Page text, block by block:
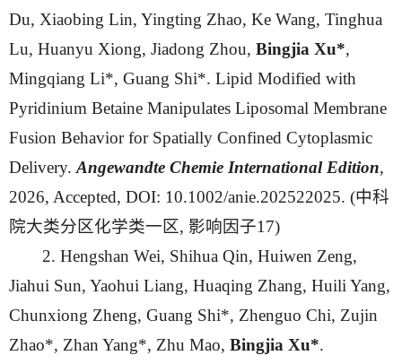
Du, Xiaobing Lin, Yingting Zhao, Ke Wang, Tinghua
Lu, Huanyu Xiong, Jiadong Zhou, Bingjia Xu*,
Mingqiang Li*, Guang Shi*. Lipid Modified with
Pyridinium Betaine Manipulates Liposomal Membrane
Fusion Behavior for Spatially Confined Cytoplasmic
Delivery. Angewandte Chemie International Edition,
2026, Accepted, DOI: 10.1002/anie.202522025. (中科
院大类分区化学类一区, 影响因子17)
2. Hengshan Wei, Shihua Qin, Huiwen Zeng,
Jiahui Sun, Yaohui Liang, Huaqing Zhang, Huili Yang,
Chunxiong Zheng, Guang Shi*, Zhenguo Chi, Zujin
Zhao*, Zhan Yang*, Zhu Mao, Bingjia Xu*.